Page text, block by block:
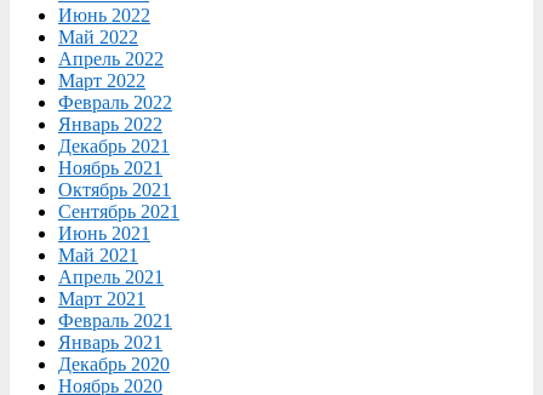
Июнь 2022
Май 2022
Апрель 2022
Март 2022
Февраль 2022
Январь 2022
Декабрь 2021
Ноябрь 2021
Октябрь 2021
Сентябрь 2021
Июнь 2021
Май 2021
Апрель 2021
Март 2021
Февраль 2021
Январь 2021
Декабрь 2020
Ноябрь 2020